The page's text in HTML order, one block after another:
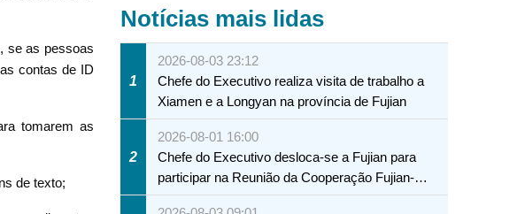
se as pessoas
contas de ID
tomarem as
de texto;
Notícias mais lidas
1
2026-08-03 23:12
Chefe do Executivo realiza visita de trabalho a
Xiamen e a Longyan na província de Fujian
2
2026-08-01 16:00
Chefe do Executivo desloca-se a Fujian para
participar na Reunião da Cooperação Fujian-
Macau